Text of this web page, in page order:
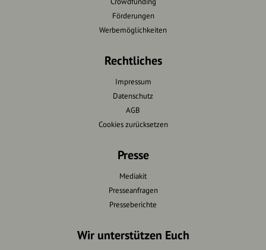
Förderungen
Werbemöglichkeiten
Rechtliches
Impressum
Datenschutz
AGB
Cookies zurücksetzen
Presse
Mediakit
Presseanfragen
Presseberichte
Wir unterstützen Euch